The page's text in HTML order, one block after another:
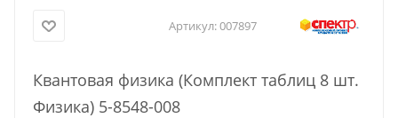
Артикул:007897
Квантовая физика (Комплект таблиц 8 шт.
Физика) 5-8548-008